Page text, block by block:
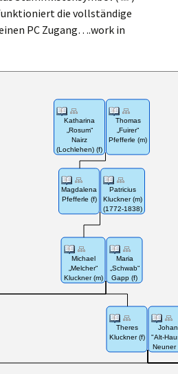
die vollständige
PC Zugang….work in
Katharina
„Rosum“
Nairz
(Lochlehen) (f)
Thomas
„Fuirer“
Pfefferle (m)
Magdalena
Pfefferle (f)
Patricius
Kluckner (m)
(1772-1838)
Michael
„Melcher“
Kluckner (m)
Maria
„Schwab“
Gapp (f)
Theres
Kluckner (f)
"Alt-
Neuner